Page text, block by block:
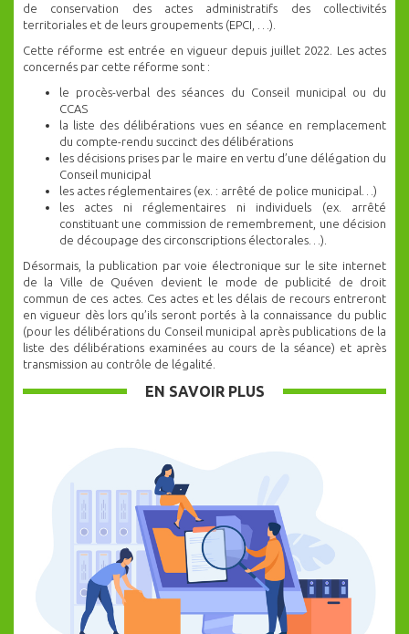
de conservation des actes administratifs des collectivités
territoriales et de leurs groupements (EPCI, …).
Cette réforme est entrée en vigueur depuis juillet 2022. Les actes
concernés par cette réforme sont :
le procès-verbal des séances du Conseil municipal ou du
CCAS
la liste des délibérations vues en séance en remplacement
du compte-rendu succinct des délibérations
les décisions prises par le maire en vertu d’une délégation du
Conseil municipal
les actes réglementaires (ex. : arrêté de police municipal…)
les actes ni réglementaires ni individuels (ex. arrêté
constituant une commission de remembrement, une décision
de découpage des circonscriptions électorales…).
Désormais, la publication par voie électronique sur le site internet
de la Ville de Quéven devient le mode de publicité de droit
commun de ces actes. Ces actes et les délais de recours entreront
en vigueur dès lors qu’ils seront portés à la connaissance du public
(pour les délibérations du Conseil municipal après publications de la
liste des délibérations examinées au cours de la séance) et après
transmission au contrôle de légalité.
EN SAVOIR PLUS